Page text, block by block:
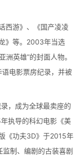
西游》、《国产凌凌
》等。2003年当选
洲英雄”的封面人物。
电影票房纪录，并被
，成为全球最卖座的
执导的科幻电影《美
《功夫3D》于2015年
制、编剧的古装喜剧